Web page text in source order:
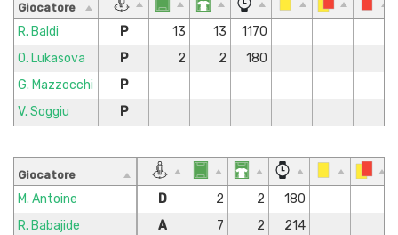
Giocatore
R. Baldi P 13 13
1170
O. Lukasova
P 2 2
180
G. Mazzocchi
P
V. Soggiu
P
Giocatore
M. Antoine D 2 2
180
R. Babajide
A 7 2
214